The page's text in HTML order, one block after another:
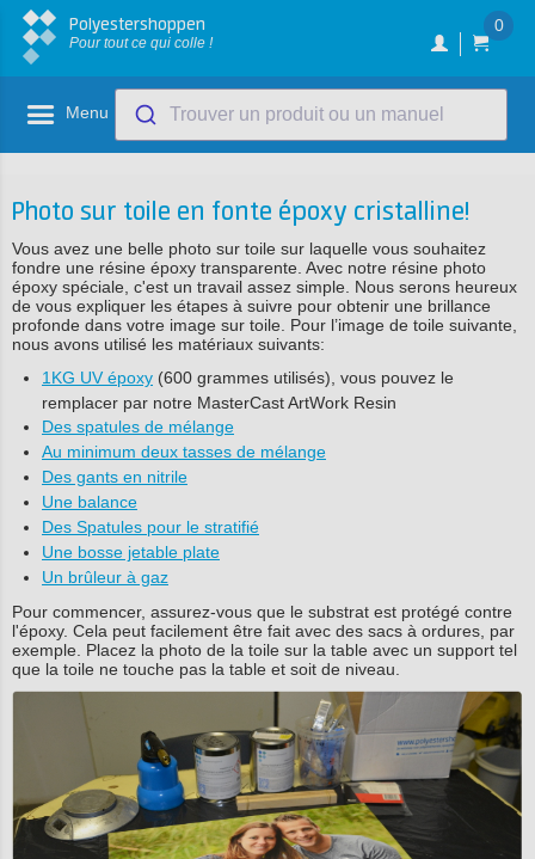
Polyestershoppen
Pour tout ce qui colle !
0
Menu Trouver un produit ou un manuel
Photo sur toile en fonte époxy cristalline!
Vous avez une belle photo sur toile sur laquelle vous souhaitez
fondre une résine époxy transparente. Avec notre résine photo
époxy spéciale, c'est un travail assez simple. Nous serons heureux
de vous expliquer les étapes à suivre pour obtenir une brillance
profonde dans votre image sur toile. Pour l’image de toile suivante,
nous avons utilisé les matériaux suivants:
1KG UV époxy (600 grammes utilisés), vous pouvez le
remplacer par notre MasterCast ArtWork Resin
Des spatules de mélange
Au minimum deux tasses de mélange
Des gants en nitrile
Une balance
Des Spatules pour le stratifié
Une bosse jetable plate
Un brûleur à gaz
Pour commencer, assurez-vous que le substrat est protégé contre
l'époxy. Cela peut facilement être fait avec des sacs à ordures, par
exemple. Placez la photo de la toile sur la table avec un support tel
que la toile ne touche pas la table et soit de niveau.